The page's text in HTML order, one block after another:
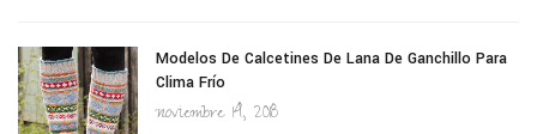
Modelos De Calcetines De Lana De Ganchillo Para
Clima Frío
noviembre 14, 2018